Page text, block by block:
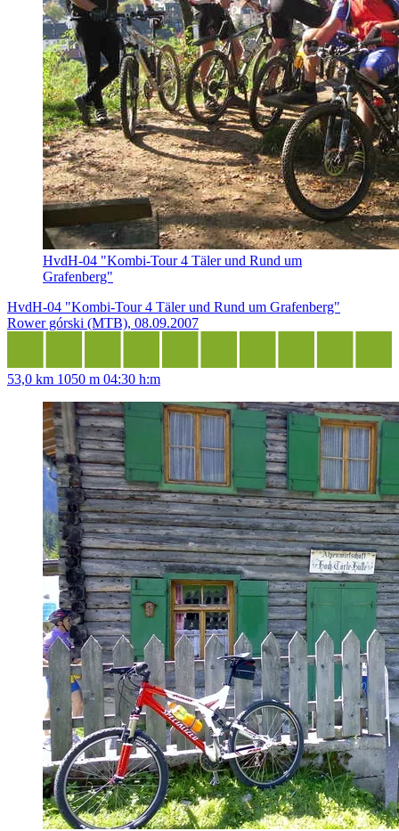
HvdH-04 "Kombi-Tour 4 Täler und Rund um
Grafenberg"
HvdH-04 "Kombi-Tour 4 Täler und Rund um Grafenberg"
Rower górski (MTB), 08.09.2007
53,0 km 1050 m 04:30 h:m